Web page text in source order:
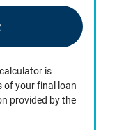
is
of your final loan
provided by the